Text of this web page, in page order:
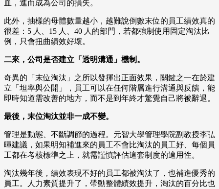
血，進而成為公司的損失。
此外，抽樣的母體數量越小，越難說倒數末位的員工績效真的
很差：5 人、15 人、40 人的部門，若都強制使用固定淘汰比
例，只會扭曲績效好壞。
二來，公司是否建立「透明溝通」機制。
奇異的「末位淘汰」之所以發揮出正面效果，關鍵之一在於建
立「坦率與公開」，員工可以在任何階層進行溝通與反饋，能
即時知道需改善的地方，而不是到年終才驚覺自己將被辭退。
最後，末位淘汰並非一成不變。
管理是動態、不斷調節的過程。元智大學管理學院副教授李弘
暉建議，如果明知補進來的員工不會比淘汰的員工好、每個員
工都在考核標準之上，就需謹慎評估這套制度的適用性。
淘汰幾年後，績效表現不好的員工都被淘汰了，也補進優秀的
員工。人力素質提升了，帶動整體績效提升，淘汰的百分比也